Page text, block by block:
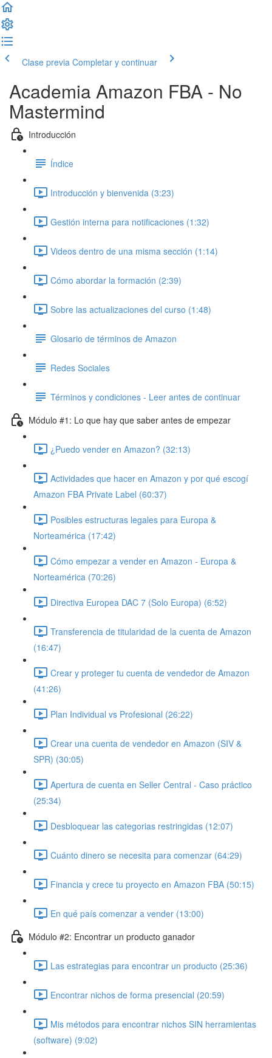
Clase previa Completar y continuar
Academia Amazon FBA - No
Mastermind
Introducción
Índice
Introducción y bienvenida (3:23)
Gestión interna para notificaciones (1:32)
Videos dentro de una misma sección (1:14)
Cómo abordar la formación (2:39)
Sobre las actualizaciones del curso (1:48)
Glosario de términos de Amazon
Redes Sociales
Términos y condiciones - Leer antes de continuar
Módulo #1: Lo que hay que saber antes de empezar
¿Puedo vender en Amazon? (32:13)
Actividades que hacer en Amazon y por qué escogí
Amazon FBA Private Label (60:37)
Posibles estructuras legales para Europa &
Norteamérica (17:42)
Cómo empezar a vender en Amazon - Europa &
Norteamérica (70:26)
Directiva Europea DAC 7 (Solo Europa) (6:52)
Transferencia de titularidad de la cuenta de Amazon
(16:47)
Crear y proteger tu cuenta de vendedor de Amazon
(41:26)
Plan Individual vs Profesional (26:22)
Crear una cuenta de vendedor en Amazon (SIV &
SPR) (30:05)
Apertura de cuenta en Seller Central - Caso práctico
(25:34)
Desbloquear las categorias restringidas (12:07)
Cuánto dinero se necesita para comenzar (64:29)
Financia y crece tu proyecto en Amazon FBA (50:15)
En qué país comenzar a vender (13:00)
Módulo #2: Encontrar un producto ganador
Las estrategias para encontrar un producto (25:36)
Encontrar nichos de forma presencial (20:59)
Mis métodos para encontrar nichos SIN herramientas
(software) (9:02)